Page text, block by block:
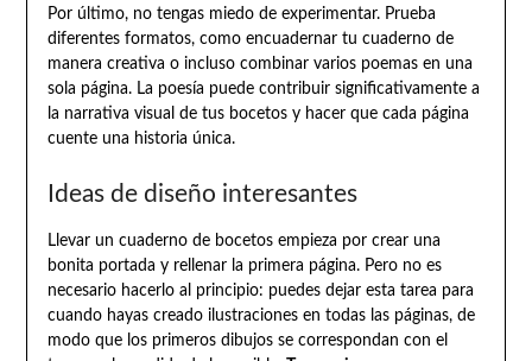
Por último, no tengas miedo de experimentar. Prueba
diferentes formatos, como encuadernar tu cuaderno de
manera creativa o incluso combinar varios poemas en una
sola página. La poesía puede contribuir significativamente a
la narrativa visual de tus bocetos y hacer que cada página
cuente una historia única.
Ideas de diseño interesantes
Llevar un cuaderno de bocetos empieza por crear una
bonita portada y rellenar la primera página. Pero no es
necesario hacerlo al principio: puedes dejar esta tarea para
cuando hayas creado ilustraciones en todas las páginas, de
modo que los primeros dibujos se correspondan con el